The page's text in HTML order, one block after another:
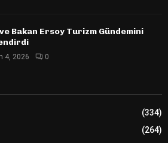
ve Bakan Ersoy Turizm Gündemini
4, 2026 0
(334)
(264)